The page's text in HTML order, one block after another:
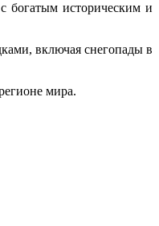
богатым историческим и
включая снегопады в
мира.